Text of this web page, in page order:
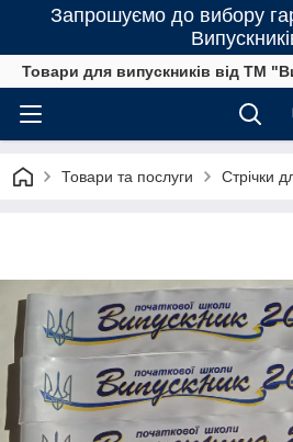
Запрошуємо до вибору
Товари для випускників від ТМ
Товари та послуги Стрічки